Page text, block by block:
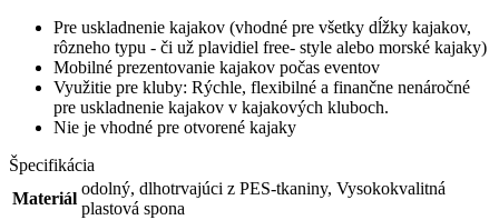
Pre uskladnenie kajakov (vhodné pre všetky dĺžky kajakov,
rôzneho typu - či už plavidiel free- style alebo morské kajaky)
Mobilné prezentovanie kajakov počas eventov
Využitie pre kluby: Rýchle, flexibilné a finančne nenáročné
pre uskladnenie kajakov v kajakových kluboch.
Nie je vhodné pre otvorené kajaky
Špecifikácia
Materiál
odolný, dlhotrvajúci z PES-tkaniny, Vysokokvalitná
plastová spona